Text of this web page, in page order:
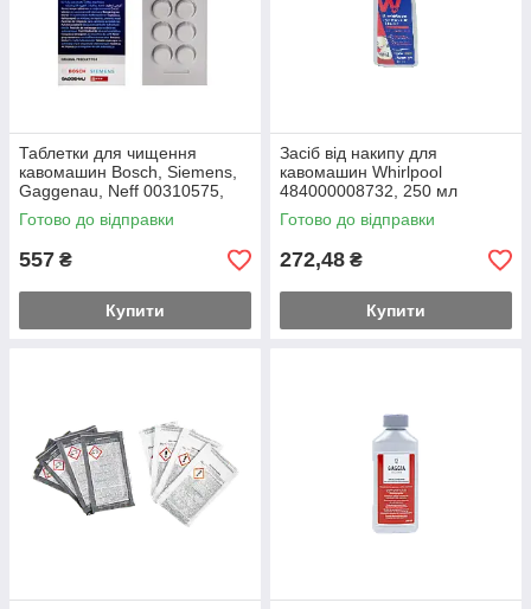
Таблетки для чищення
кавомашин Bosch, Siemens,
Gaggenau, Neff 00310575,
00311970 (10 штук)
Готово до відправки
557 ₴
Купити
Засіб від накипу для
кавомашин Whirlpool
484000008732, 250 мл
Готово до відправки
272,48 ₴
Купити